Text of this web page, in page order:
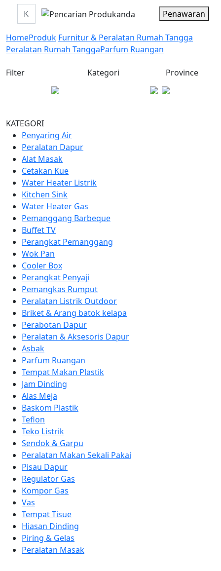
Penawaran
HomeProduk Furnitur & Peralatan Rumah Tangga
Peralatan Rumah TanggaParfum Ruangan
Filter Kategori Province
KATEGORI
Penyaring Air
Peralatan Dapur
Alat Masak
Cetakan Kue
Water Heater Listrik
Kitchen Sink
Water Heater Gas
Pemanggang Barbeque
Buffet TV
Perangkat Pemanggang
Wok Pan
Cooler Box
Perangkat Penyaji
Pemangkas Rumput
Peralatan Listrik Outdoor
Briket & Arang batok kelapa
Perabotan Dapur
Peralatan & Aksesoris Dapur
Asbak
Parfum Ruangan
Tempat Makan Plastik
Jam Dinding
Alas Meja
Baskom Plastik
Teflon
Teko Listrik
Sendok & Garpu
Peralatan Makan Sekali Pakai
Pisau Dapur
Regulator Gas
Kompor Gas
Vas
Tempat Tisue
Hiasan Dinding
Piring & Gelas
Peralatan Masak